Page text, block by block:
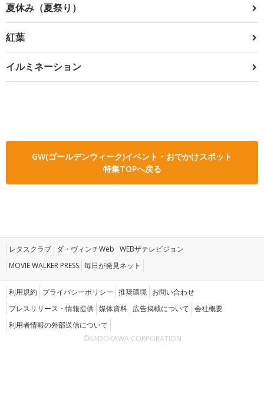
夏休み（夏祭り）
紅葉
イルミネーション
GW(ゴールデンウィーク)イベント・おでかけスポット
特集TOPへ戻る
レタスクラブ ダ・ヴィンチWeb WEBザテレビジョン
MOVIE WALKER PRESS 毎日が発見ネット
利用規約 プライバシーポリシー 推奨環境 お問い合わせ
プレスリリース・情報提供 媒体資料 広告掲載について 会社概要
利用者情報の外部送信について
©KADOKAWA CORPORATION